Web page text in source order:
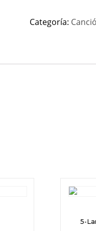
Categoría:
5-